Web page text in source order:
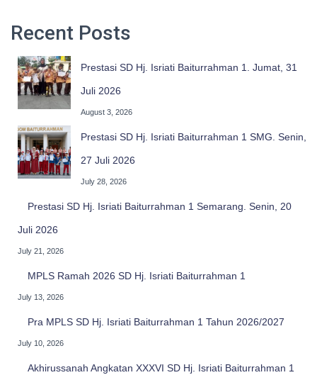
Recent Posts
Prestasi SD Hj. Isriati Baiturrahman 1. Jumat, 31
Juli 2026
August 3, 2026
Prestasi SD Hj. Isriati Baiturrahman 1 SMG. Senin,
27 Juli 2026
July 28, 2026
Prestasi SD Hj. Isriati Baiturrahman 1 Semarang. Senin, 20
Juli 2026
July 21, 2026
MPLS Ramah 2026 SD Hj. Isriati Baiturrahman 1
July 13, 2026
Pra MPLS SD Hj. Isriati Baiturrahman 1 Tahun 2026/2027
July 10, 2026
Akhirussanah Angkatan XXXVI SD Hj. Isriati Baiturrahman 1